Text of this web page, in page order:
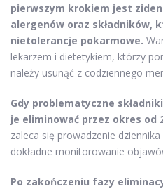
pierwszym krokiem jest
alergenów oraz składników,
nietolerancje pokarmowe.
lekarzem i dietetykiem, którzy
należy usunąć z codziennego
Gdy problematyczne
je eliminować przez okres od
zaleca się prowadzenie
dokładne monitorowanie
Po zakończeniu fazy